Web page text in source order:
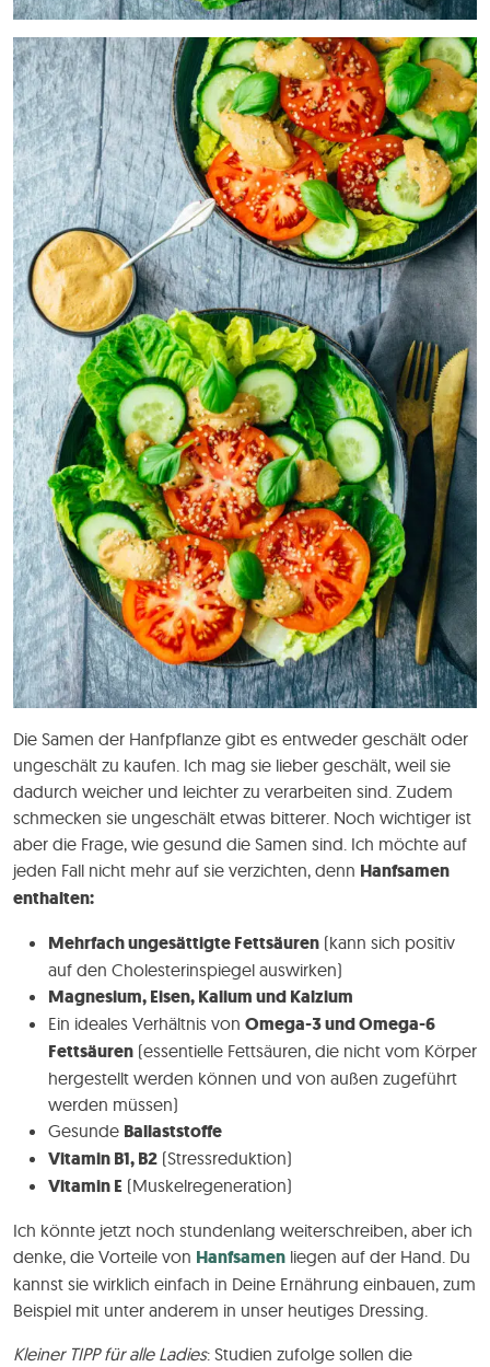
Die Samen der Hanfpflanze gibt es entweder geschält oder
ungeschält zu kaufen. Ich mag sie lieber geschält, weil sie
dadurch weicher und leichter zu verarbeiten sind. Zudem
schmecken sie ungeschält etwas bitterer. Noch wichtiger ist
aber die Frage, wie gesund die Samen sind. Ich möchte auf
jeden Fall nicht mehr auf sie verzichten, denn Hanfsamen
enthalten:
Mehrfach ungesättigte Fettsäuren (kann sich positiv
auf den Cholesterinspiegel auswirken)
Magnesium, Eisen, Kalium und Kalzium
Ein ideales Verhältnis von Omega-3 und Omega-6
Fettsäuren (essentielle Fettsäuren, die nicht vom Körper
hergestellt werden können und von außen zugeführt
werden müssen)
Gesunde Ballaststoffe
Vitamin B1, B2 (Stressreduktion)
Vitamin E (Muskelregeneration)
Ich könnte jetzt noch stundenlang weiterschreiben, aber ich
denke, die Vorteile von Hanfsamen liegen auf der Hand. Du
kannst sie wirklich einfach in Deine Ernährung einbauen, zum
Beispiel mit unter anderem in unser heutiges Dressing.
Kleiner TIPP für alle Ladies: Studien zufolge sollen die